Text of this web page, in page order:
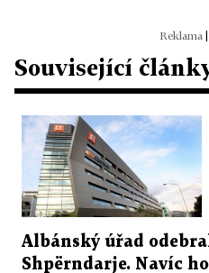
Související
Albánský úřad
Shpërndarje. Navíc